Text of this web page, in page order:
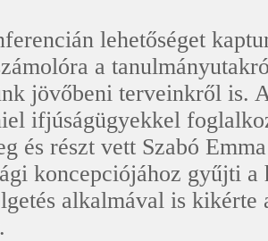
lehetőséget
a
jövőbeni terveinkről is.
ifjúságügyekkel
és részt vett Szabó
koncepciójához gyűjti a
alkalmával is kikérte